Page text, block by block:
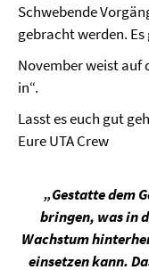
Schwebende
gebracht werden.
November weist auf
in“.
Lasst es euch gut
Eure UTA Crew
„Gestatte dem
bringen, was in
Wachstum
einsetzen kann.